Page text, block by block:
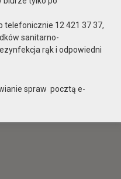
telefonicznie 12 421 37 37,
sanitarno-
rąk i odpowiedni
spraw pocztą e-